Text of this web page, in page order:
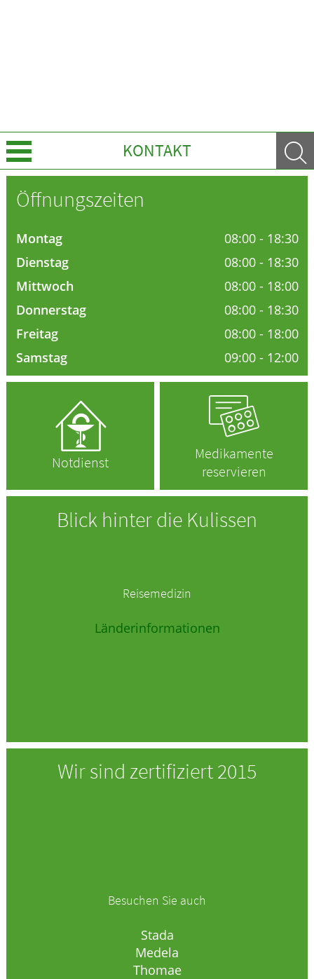
KONTAKT
Über Uns
Ratgeber
ELTERN UND KIND
HOMÖOPATHIE
Öffnungszeiten
Montag
08:00 - 18:30
Dienstag
08:00 - 18:30
Mittwoch
08:00 - 18:00
Donnerstag
08:00 - 18:30
Freitag
08:00 - 18:00
Samstag
09:00 - 12:00
Notdienst
Medikamente
reservieren
Blick hinter die Kulissen
Reisemedizin
Länderinformationen
Wir sind zertifiziert 2015
Besuchen Sie auch
Stada
Medela
Thomae